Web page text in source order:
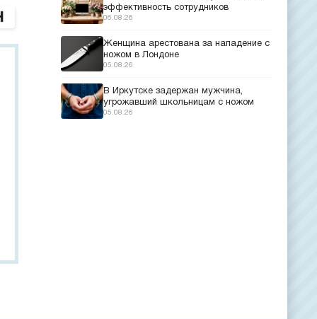
эффективность сотрудников
06.08.26
Женщина арестована за нападение с
ножом в Лондоне
05.08.26
В Иркутске задержан мужчина,
угрожавший школьницам с ножом
05.08.26